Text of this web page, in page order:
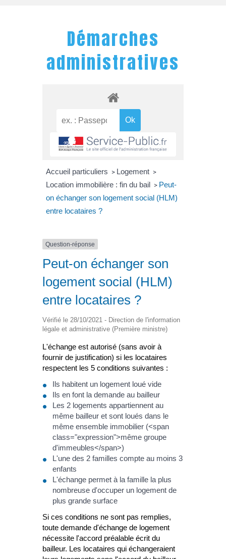
Démarches
administratives
Accueil particuliers > Logement >
Location immobilière : fin du bail > Peut-
on échanger son logement social (HLM)
entre locataires ?
Question-réponse
Peut-on échanger son
logement social (HLM)
entre locataires ?
Vérifié le 28/10/2021 - Direction de l'information
légale et administrative (Première ministre)
L'échange est autorisé (sans avoir à
fournir de justification) si les locataires
respectent les 5 conditions suivantes :
Ils habitent un logement loué vide
Ils en font la demande au bailleur
Les 2 logements appartiennent au
même bailleur et sont loués dans le
même ensemble immobilier (<span
class="expression">même groupe
d'immeubles</span>)
L'une des 2 familles compte au moins 3
enfants
L'échange permet à la famille la plus
nombreuse d'occuper un logement de
plus grande surface
Si ces conditions ne sont pas remplies,
toute demande d'échange de logement
nécessite l'accord préalable écrit du
bailleur. Les locataires qui échangeraient